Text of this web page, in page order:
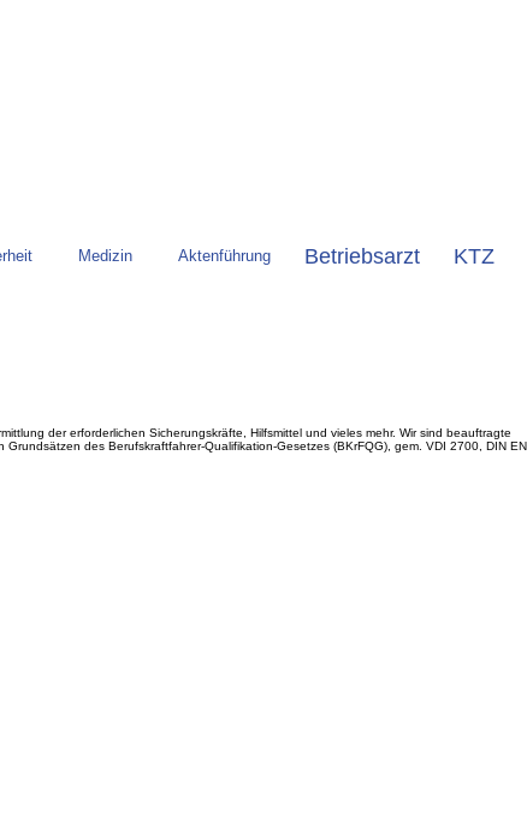
Medizin Aktenführung Betriebsarzt
KTZ
der erforderlichen Sicherungskräfte, Hilfsmittel und vieles mehr. Wir sind beauftragte
des Berufskraftfahrer-Qualifikation-Gesetzes (BKrFQG), gem. VDI 2700, DIN EN